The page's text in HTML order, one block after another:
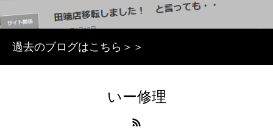
過去のブログはこちら＞＞
いー修理